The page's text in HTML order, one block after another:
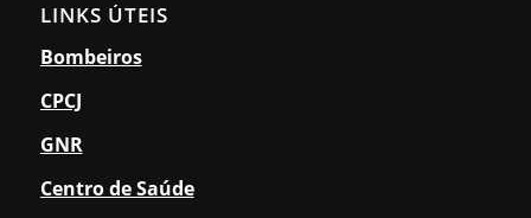
LINKS ÚTEIS
Bombeiros
CPCJ
GNR
Centro de Saúde